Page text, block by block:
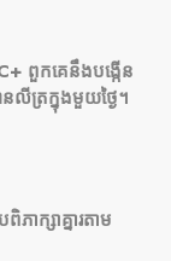
ពួកគេនឹងបង្កើន
លីត្រក្នុងមួយថ្ងៃ។
ក្សាគ្នារតាម